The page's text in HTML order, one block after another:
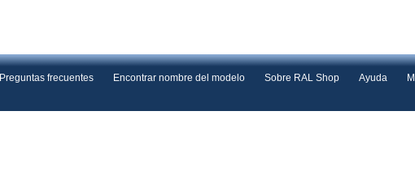
Preguntas frecuentes Encontrar nombre del modelo Sobre RAL Shop Ayuda